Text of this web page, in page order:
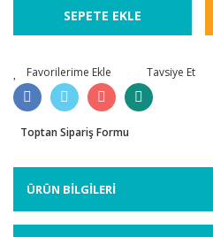
SEPETE EKLE
Tavsiye Et
Toptan Sipariş Formu
ÜRÜN BİLGİLERİ